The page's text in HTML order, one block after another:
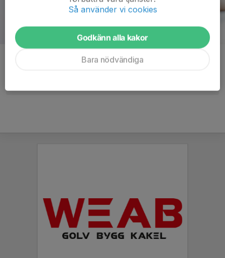
Så använder vi cookies
Godkänn alla kakor
Bara nödvändiga